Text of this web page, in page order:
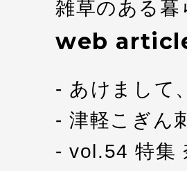
雑草のある
web
あけまして
津軽こぎん
vol.54 特集